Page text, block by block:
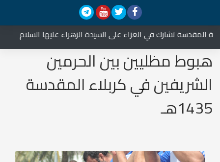
في العزاء على السيدة الزهراء عليها السلام
هبوط مظليين بين الحرمين
الشريفين في كربلاء المقدسة
1435هـ